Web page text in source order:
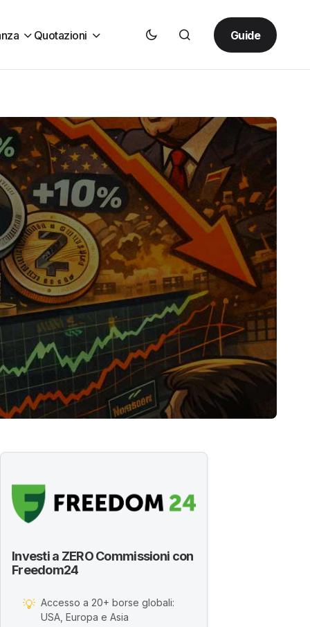
Quotazioni Guide
Investi a ZERO Commissioni con
Freedom24
💡 Accesso a 20+ borse globali:
USA, Europa e Asia